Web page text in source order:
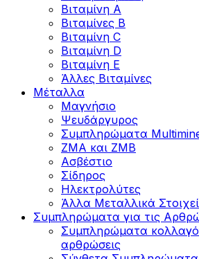
Βιταμίνη Α
Βιταμίνες Β
Βιταμίνη C
Βιταμίνη D
Βιταμίνη Ε
Άλλες Βιταμίνες
Μέταλλα
Μαγνήσιο
Ψευδάργυρος
Συμπληρώματα
ZMA και ZMB
Ασβέστιο
Σίδηρος
Ηλεκτρολύτες
Άλλα Mεταλλικά
Συμπληρώματα για τις
Συμπληρώματα
αρθρώσεις